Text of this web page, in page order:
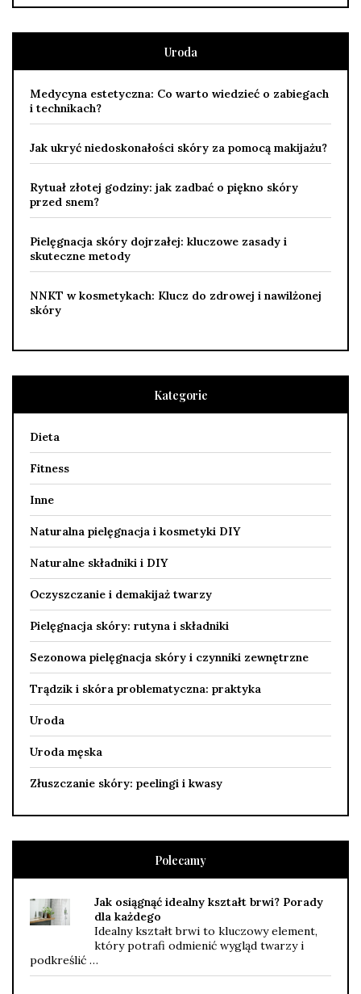
Uroda
Medycyna estetyczna: Co warto wiedzieć o zabiegach
i technikach?
Jak ukryć niedoskonałości skóry za pomocą makijażu?
Rytuał złotej godziny: jak zadbać o piękno skóry
przed snem?
Pielęgnacja skóry dojrzałej: kluczowe zasady i
skuteczne metody
NNKT w kosmetykach: Klucz do zdrowej i nawilżonej
skóry
Kategorie
Dieta
Fitness
Inne
Naturalna pielęgnacja i kosmetyki DIY
Naturalne składniki i DIY
Oczyszczanie i demakijaż twarzy
Pielęgnacja skóry: rutyna i składniki
Sezonowa pielęgnacja skóry i czynniki zewnętrzne
Trądzik i skóra problematyczna: praktyka
Uroda
Uroda męska
Złuszczanie skóry: peelingi i kwasy
Polecamy
Jak osiągnąć idealny kształt brwi? Porady
dla każdego
Idealny kształt brwi to kluczowy element,
który potrafi odmienić wygląd twarzy i
podkreślić …